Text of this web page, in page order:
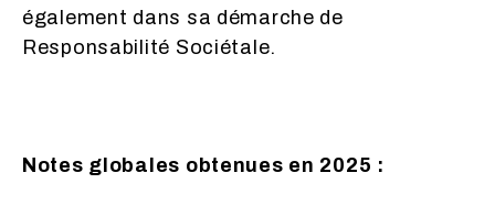
également dans sa démarche de
Responsabilité Sociétale.
Notes globales obtenues en 2025 :